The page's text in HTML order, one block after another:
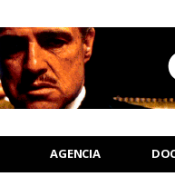
AGENCIA